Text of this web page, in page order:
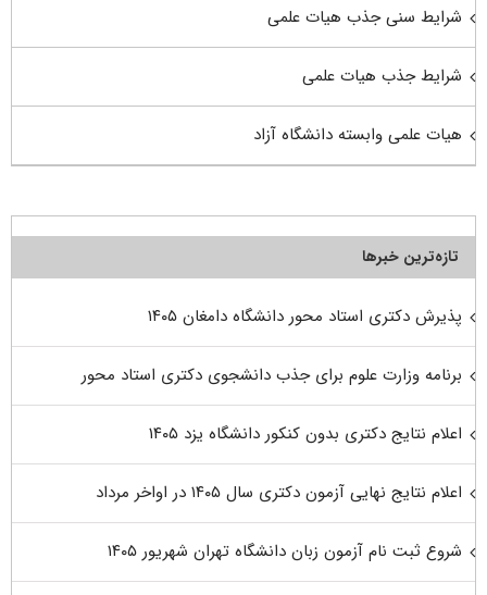
شرایط سنی جذب هیات علمی
شرایط جذب هیات علمی
هیات علمی وابسته دانشگاه آزاد
تازه‌ترین خبرها
پذیرش دکتری استاد محور دانشگاه دامغان ۱۴۰۵
برنامه وزارت علوم برای جذب دانشجوی دکتری استاد محور
اعلام نتایج دکتری بدون کنکور دانشگاه یزد ۱۴۰۵
اعلام نتایج نهایی آزمون دکتری سال ۱۴۰۵ در اواخر مرداد
شروع ثبت نام آزمون زبان دانشگاه تهران شهریور ۱۴۰۵